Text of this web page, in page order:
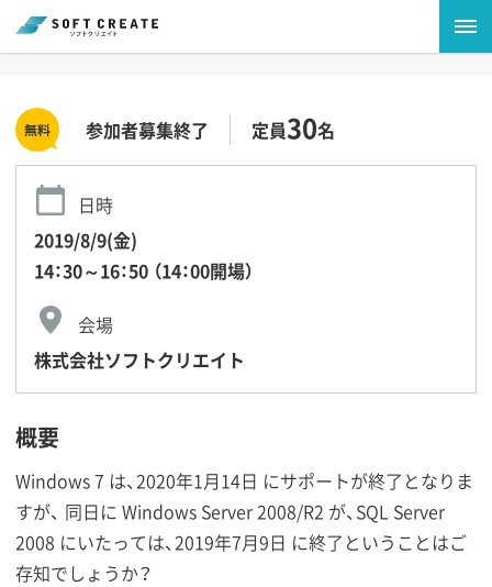
参加者募集終了 定員30名
日時
2019/8/9(金)
14：30～16：50 （14：00開場）
会場
株式会社ソフトクリエイト
概要
Windows 7 は、2020年1月14日 にサポートが終了となりま
すが、 同日に Windows Server 2008/R2 が、SQL Server
2008 にいたっては、2019年7月9日 に終了ということはご
存知でしょうか？